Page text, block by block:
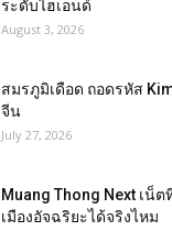
ระดับไฮเอนด์
August 3, 2026
สมรภูมิเดือด ถอดรหัส
จีน
July 27, 2026
Muang Thong Next เน็
เมืองอัจฉริยะได้จริงไหม